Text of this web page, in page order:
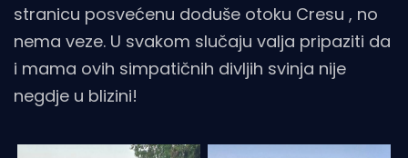
stranicu posvećenu doduše otoku Cresu , no
nema veze. U svakom slučaju valja pripaziti da
i mama ovih simpatičnih divljih svinja nije
negdje u blizini!